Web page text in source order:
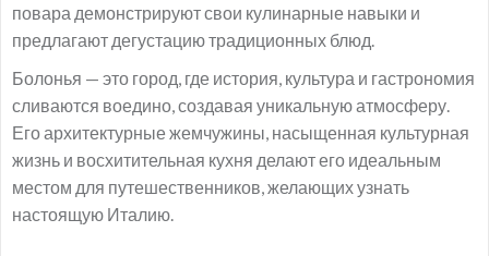
повара демонстрируют свои кулинарные навыки и
предлагают дегустацию традиционных блюд.
Болонья — это город, где история, культура и гастрономия
сливаются воедино, создавая уникальную атмосферу.
Его архитектурные жемчужины, насыщенная культурная
жизнь и восхитительная кухня делают его идеальным
местом для путешественников, желающих узнать
настоящую Италию.